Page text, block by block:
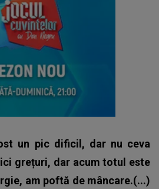
un pic dificil, dar nu ceva
grețuri, dar acum totul este
am poftă de mâncare.(...)